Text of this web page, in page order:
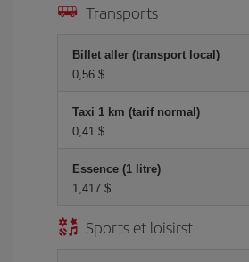
Transports
Billet aller (transport local)
0,56 $
Taxi 1 km (tarif normal)
0,41 $
Essence (1 litre)
1,417 $
Sports et loisirst